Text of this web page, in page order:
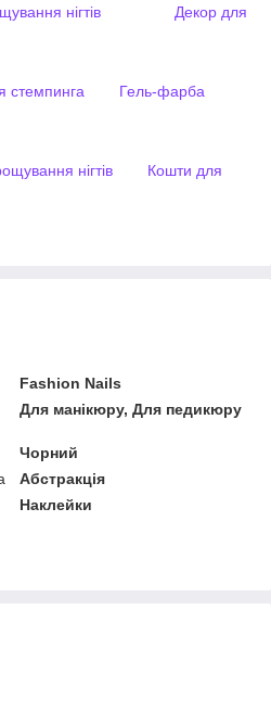
нігтів
Декор для
стемпинга
Гель-фарба
нігтів
Кошти для
Fashion Nails
Для манікюру, Для педикюру
Чорний
Абстракція
Наклейки